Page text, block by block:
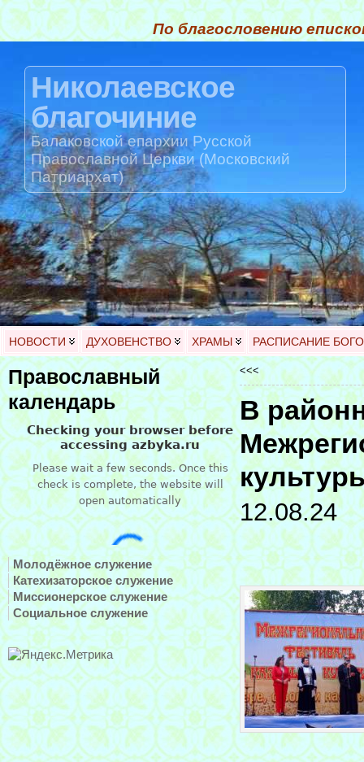
По благословению
Николаевское
благочиние
Балаковской епархии Русской
Православной Церкви (Московский
Патриархат)
НОВОСТИ ДУХОВЕНСТВО ХРАМЫ РАСПИСАНИЕ
Православный
календарь
Молодёжное служение
Катехизаторское служение
Миссионерское служение
Социальное служение
<<<
В
12.08.24